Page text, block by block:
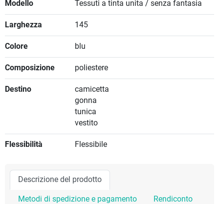
Modello Tessuti a tinta unita / senza fantasia
Larghezza 145
Colore blu
Composizione poliestere
Destino
camicetta
gonna
tunica
vestito
Flessibilità Flessibile
Descrizione del prodotto
Metodi di spedizione e pagamento Rendiconto